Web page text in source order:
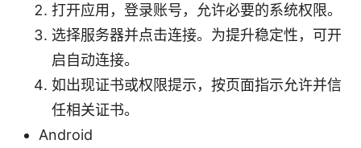
打开应用，登录账号，允许必要的系统权限。
选择服务器并点击连接。为提升稳定性，可开
启自动连接。
如出现证书或权限提示，按页面指示允许并信
任相关证书。
Android